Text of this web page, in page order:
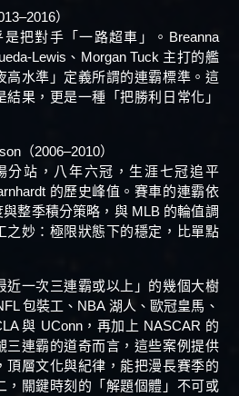
）
把對手「一路超車」。Breanna
Lewis、Morgan Tuck 主打的艦
高水準」定義所謂的連霸標準。這
果，更是一種「把勝利日常化」
（2006–2010）
分站，八年六冠，生涯七冠追平
的歷史峰值。賽車的連霸依
整季積分策略，與 MLB 的輪值調
之妙：極限狀態下的穩定，比單點
近一次三連霸或以上」的幾個大樹
包裝工、NBA 湖人、歐冠皇馬、
與 UConn，再加上 NASCAR 的
三連霸的道奇而言，這些案例提供
頂層文化與紀律，能把漫長賽季的
，關鍵時刻的「解題個體」不可或